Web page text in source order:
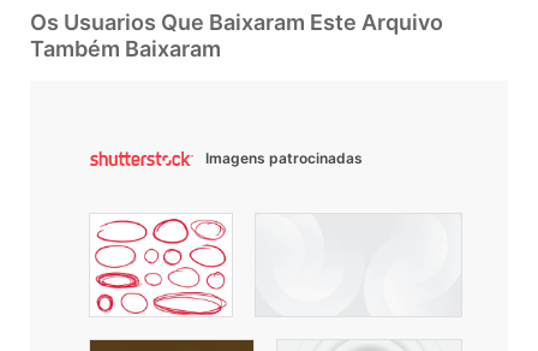
Os Usuarios Que Baixaram Este Arquivo
Também Baixaram
Imagens patrocinadas